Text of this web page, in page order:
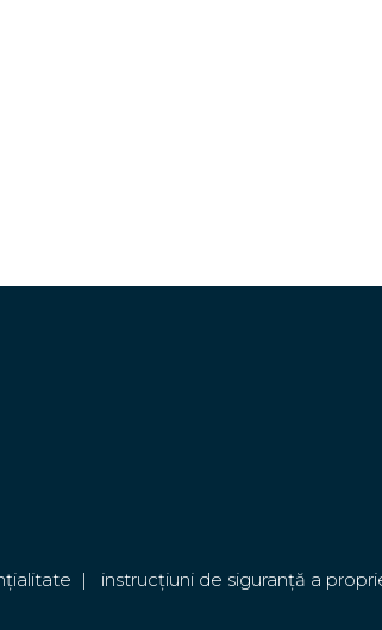
| instrucțiuni de siguranță a